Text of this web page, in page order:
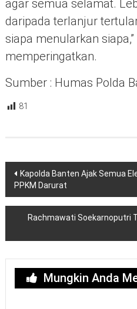
agar semua selamat.
daripada terlanjur
siapa menularkan
memperingatkan.
Sumber : Humas Polda
81
Navigasi
pos
Kapolda Banten Ajak Semua
PPKM Darurat
Rachmawati Soekarnoputri
Mungkin Anda